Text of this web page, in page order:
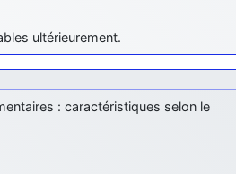
ultérieurement.
: caractéristiques selon le